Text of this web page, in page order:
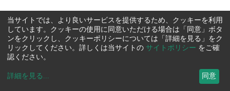
当サイトでは、より良いサービスを提供するため、クッキーを利用
しています。クッキーの使用に同意いただける場合は「同意」ボタ
ンをクリックし、クッキーポリシーについては「詳細を見る」をク
リックしてください。詳しくは当サイトの サイトポリシー をご確
認ください。
詳細を見る ... 同意